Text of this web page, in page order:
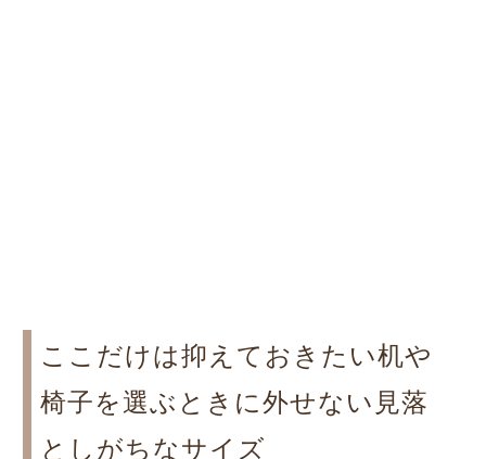
ここだけは抑えておきたい机や
椅子を選ぶときに外せない見落
としがちなサイズ